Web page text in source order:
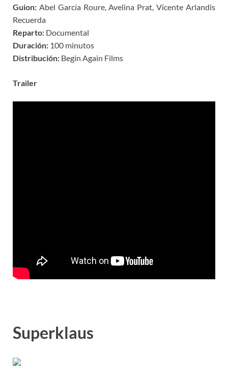
Guion: Abel García Roure, Avelina Prat, Vicente Arlandis
Recuerda
Reparto: Documental
Duración: 100 minutos
Distribución: Begin Again Films
Trailer
Superklaus